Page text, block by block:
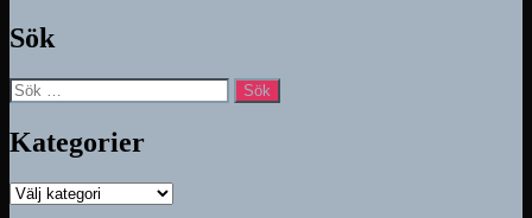
Sök
Sök
efter:
Kategorier
Kategorier